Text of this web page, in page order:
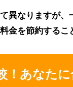
異なりますが
金を節約するこ
！あなた